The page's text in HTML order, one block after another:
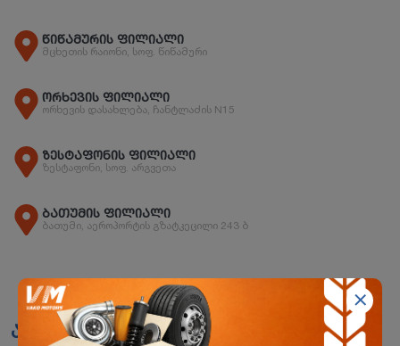
წიწამურის ფილიალი
მცხეთის რაიონი, სოფ. წიწამური
ორხევის ფილიალი
ორხევის დასახლება, ჩანტლაძის N15
ზესტაფონის ფილიალი
ზესტაფონი, სოფ. არგვეთა
ბათუმის ფილიალი
ბათუმი, აეროპორტის გზატკეცილი 243 ბ
ანალოგები